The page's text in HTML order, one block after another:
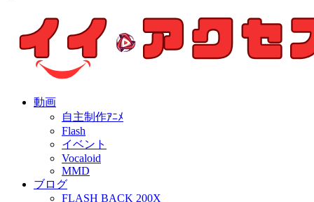
個人制作アニメを中心とした動画紹介ブログ
動画
自主制作ｱﾆﾒ
Flash
イベント
Vocaloid
MMD
ブログ
FLASH BACK 200X